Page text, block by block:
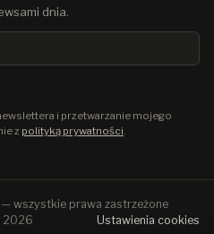
dnia.
i przetwarzanie mojego
z polityką prywatności.
wszystkie prawa zastrzeżone
2026
Ustawienia cookies